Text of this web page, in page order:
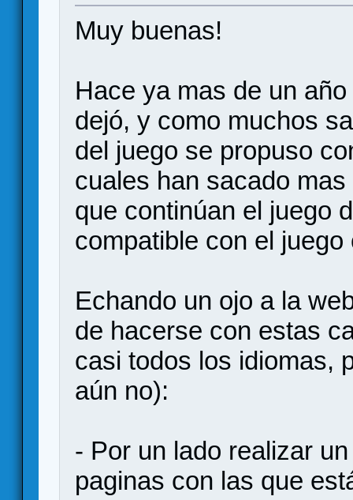
Muy buenas!
Hace ya mas de un
dejó, y como muchos
del juego se propuso
cuales han sacado
que continúan el juego
compatible con el juego
Echando un ojo a la
de hacerse con estas
casi todos los idiomas,
aún no):
- Por un lado realizar
paginas con las que